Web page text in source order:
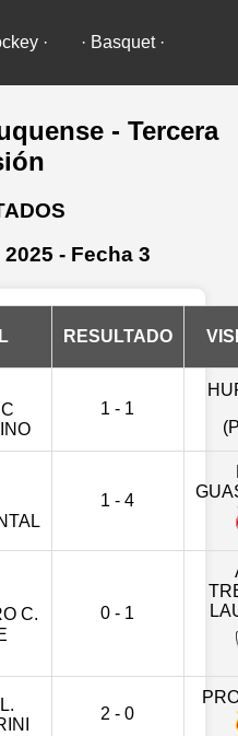
· · Basquet ·
- Tercera
- Fecha 3
RESULTADO
1 - 1
1 - 4
C.
0 - 1
2 - 0